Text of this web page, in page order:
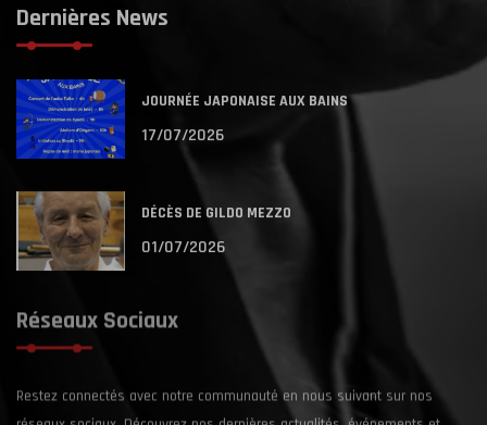
Dernières News
JOURNÉE JAPONAISE AUX BAINS
17/07/2026
DÉCÈS DE GILDO MEZZO
01/07/2026
Réseaux Sociaux
Restez connectés avec notre communauté en nous suivant sur nos